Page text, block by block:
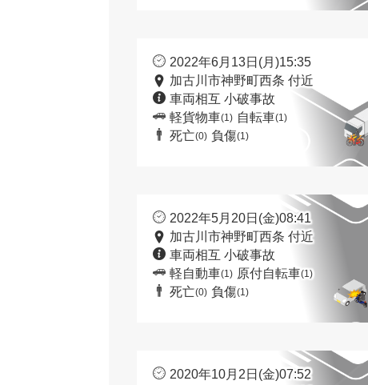
2022年6月13日(月)15:35
加古川市神野町西条 付近
車両相互 小破事故
軽貨物車(1) 自転車(1)
死亡(0) 負傷(1)
2022年5月20日(金)08:41
加古川市神野町西条 付近
車両相互 小破事故
軽自動車(1) 原付自転車(1)
死亡(0) 負傷(1)
2020年10月2日(金)07:52